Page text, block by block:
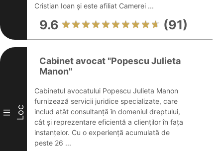
Cristian Ioan și este afiliat Camerei ...
9.6 (91)
III Loc
Cabinet avocat "Popescu Julieta
Manon"
Cabinetul avocatului Popescu Julieta Manon
furnizează servicii juridice specializate, care
includ atât consultanță în domeniul dreptului,
cât și reprezentare eficientă a clienților în fața
instanțelor. Cu o experiență acumulată de
peste 26 ...